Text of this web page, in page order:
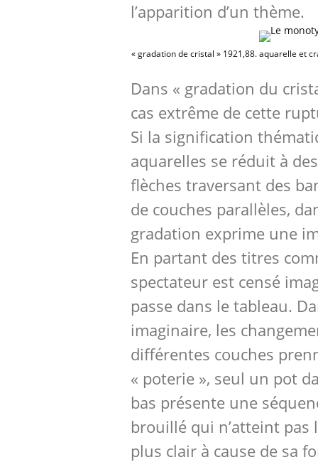
l’apparition d’un thème.
« gradation de cristal » 1921,88. aquarelle et
Dans « gradation du
cas extrême de cette
Si la signification
aquarelles se réduit à
flèches traversant des
de couches parallèles,
gradation exprime une
En partant des titres
spectateur est censé
passe dans le tableau.
imaginaire, les
différentes couches
« poterie », seul un pot
bas présente une
brouillé qui n’atteint pas
plus clair à cause de sa